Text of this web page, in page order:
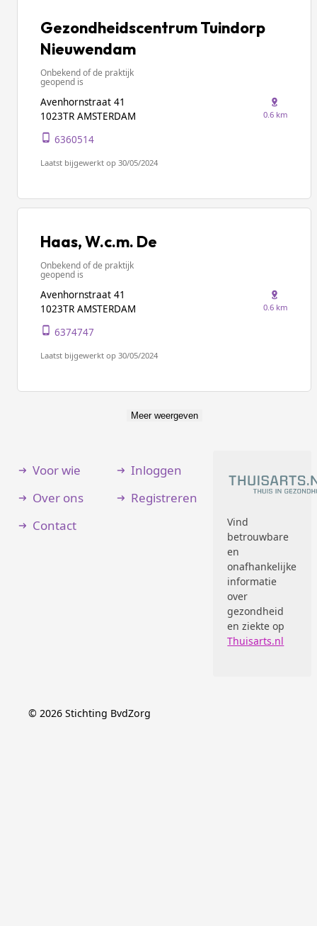
Gezondheidscentrum Tuindorp
Nieuwendam
Onbekend of de praktijk
geopend is
Avenhornstraat 41
1023TR AMSTERDAM
0.6 km
6360514
Laatst bijgewerkt op 30/05/2024
Haas, W.c.m. De
Onbekend of de praktijk
geopend is
Avenhornstraat 41
1023TR AMSTERDAM
0.6 km
6374747
Laatst bijgewerkt op 30/05/2024
Meer weergeven
Voor wie
Over ons
Contact
Inloggen
Registreren
Vind
betrouwbare
en
onafhankelijke
informatie
over
gezondheid
en ziekte op
Thuisarts.nl
© 2026 Stichting BvdZorg